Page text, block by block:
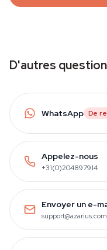
D'autres
WhatsApp De
Appelez-nous
+31(0)204897914
Envoyer un e-
support@azarius.com